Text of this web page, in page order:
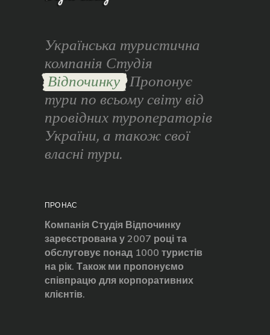
Українська туристична
компанія Студія
Відпочинку Пропонує
тури по всьому світу від
провідних туроператорів
України, а також свої
власні тури.
ПРО НАС
Компанія Студія Відпочинку
зареєстрована у 2007 році та
обслуговує понад 1000 туристів
на рік. Також ми пропонуємо
співпрацю для корпоративних
клієнтів.